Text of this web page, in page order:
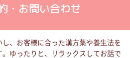
・お問い合わせ
、お客様に合った漢方薬や養生法を
ゆったりと、リラックスしてお話で